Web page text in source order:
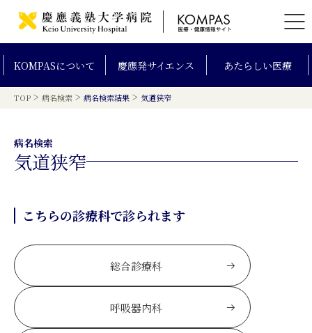
KOMPASについて 慶應発サイエンス あたらしい医療
TOP > 病名検索 > 病名検索結果 > 気道狭窄
病名検索
気道狭窄
こちらの診療科で診られます
総合診療科
呼吸器内科